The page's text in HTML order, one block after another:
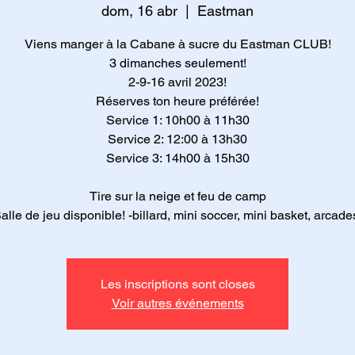
dom, 16 abr Eastman
Viens manger à la Cabane à sucre du Eastman CLUB!
3 dimanches seulement!
2-9-16 avril 2023!
Réserves ton heure préférée!
Service 1: 10h00 à 11h30
Service 2: 12:00 à 13h30
Service 3: 14h00 à 15h30
Tire sur la neige et feu de camp
de jeu disponible! -billard, mini soccer, mini basket,
Les inscriptions sont closes
Voir autres événements